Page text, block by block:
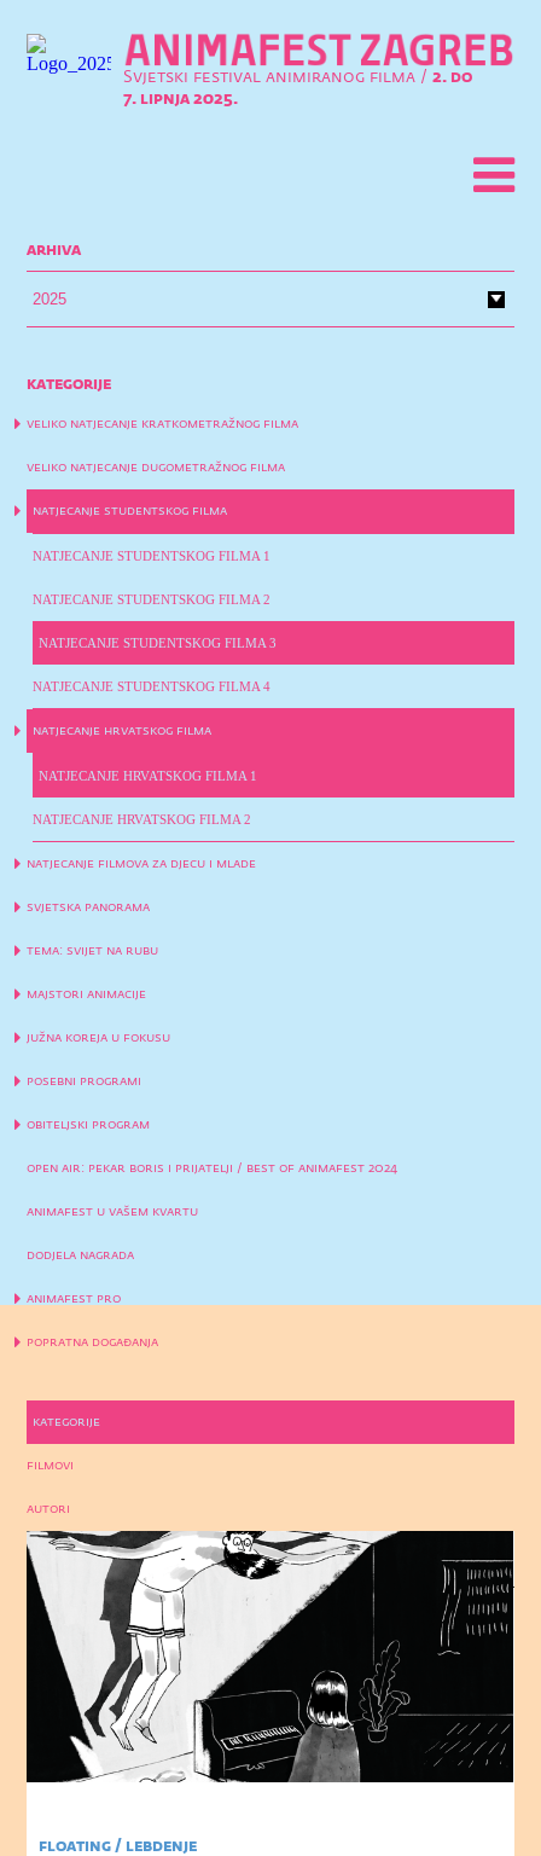
Svjetski festival animiranog filma /2. do
7. lipnja 2025.
arhiva
kategorije
veliko natjecanje kratkometražnog filma
veliko natjecanje dugometražnog filma
natjecanje studentskog filma
NATJECANJE STUDENTSKOG FILMA 1
NATJECANJE STUDENTSKOG FILMA 2
NATJECANJE STUDENTSKOG FILMA 3
NATJECANJE STUDENTSKOG FILMA 4
natjecanje hrvatskog filma
NATJECANJE HRVATSKOG FILMA 1
NATJECANJE HRVATSKOG FILMA 2
natjecanje filmova za djecu i mlade
svjetska panorama
tema: svijet na rubu
majstori animacije
južna koreja u fokusu
posebni programi
obiteljski program
open air: pekar boris i prijatelji / best of animafest 2024
animafest u vašem kvartu
dodjela nagrada
animafest pro
popratna događanja
kategorije
filmovi
autori
floating / lebdenje